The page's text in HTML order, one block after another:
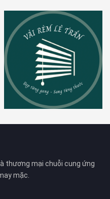
thương mại chuỗi cung ứng
mặc.